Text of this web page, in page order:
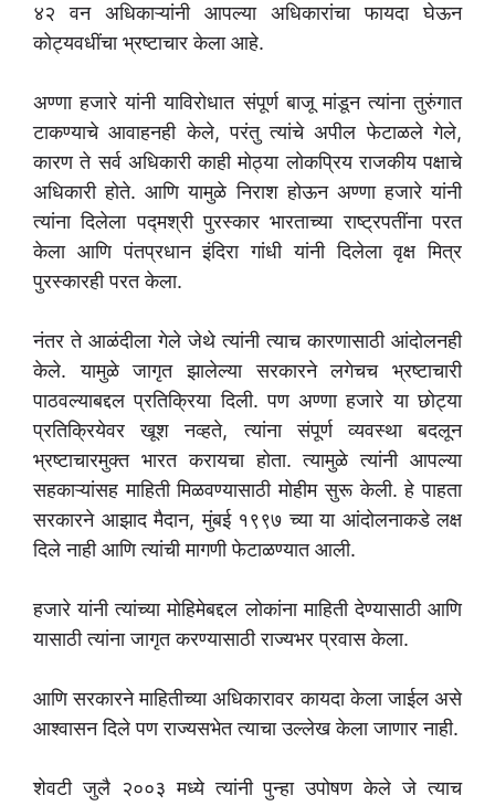
४२ वन अधिकाऱ्यांनी आपल्या अधिकारांचा फायदा घेऊन
कोट्यवधींचा भ्रष्टाचार केला आहे.
अण्णा हजारे यांनी याविरोधात संपूर्ण बाजू मांडून त्यांना तुरुंगात
टाकण्याचे आवाहनही केले, परंतु त्यांचे अपील फेटाळले गेले,
कारण ते सर्व अधिकारी काही मोठ्या लोकप्रिय राजकीय पक्षाचे
अधिकारी होते. आणि यामुळे निराश होऊन अण्णा हजारे यांनी
त्यांना दिलेला पद्मश्री पुरस्कार भारताच्या राष्ट्रपतींना परत
केला आणि पंतप्रधान इंदिरा गांधी यांनी दिलेला वृक्ष मित्र
पुरस्कारही परत केला.
नंतर ते आळंदीला गेले जेथे त्यांनी त्याच कारणासाठी आंदोलनही
केले. यामुळे जागृत झालेल्या सरकारने लगेचच भ्रष्टाचारी
पाठवल्याबद्दल प्रतिक्रिया दिली. पण अण्णा हजारे या छोट्या
प्रतिक्रियेवर खूश नव्हते, त्यांना संपूर्ण व्यवस्था बदलून
भ्रष्टाचारमुक्त भारत करायचा होता. त्यामुळे त्यांनी आपल्या
सहकाऱ्यांसह माहिती मिळवण्यासाठी मोहीम सुरू केली. हे पाहता
सरकारने आझाद मैदान, मुंबई १९९७ च्या या आंदोलनाकडे लक्ष
दिले नाही आणि त्यांची मागणी फेटाळण्यात आली.
हजारे यांनी त्यांच्या मोहिमेबद्दल लोकांना माहिती देण्यासाठी आणि
यासाठी त्यांना जागृत करण्यासाठी राज्यभर प्रवास केला.
आणि सरकारने माहितीच्या अधिकारावर कायदा केला जाईल असे
आश्वासन दिले पण राज्यसभेत त्याचा उल्लेख केला जाणार नाही.
शेवटी जुलै २००३ मध्ये त्यांनी पुन्हा उपोषण केले जे त्याच